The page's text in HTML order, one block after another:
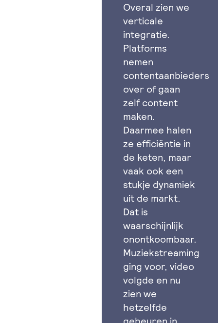
Overal zien we
verticale
integratie.
Platforms
nemen
contentaanbieders
over of gaan
zelf content
maken.
Daarmee halen
ze efficiëntie in
de keten, maar
vaak ook een
stukje dynamiek
uit de markt.
Dat is
waarschijnlijk
onontkoombaar.
Muziekstreaming
ging voor, video
volgde en nu
zien we
hetzelfde